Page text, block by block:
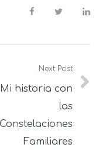
Next Post
Mi historia con
las
Constelaciones
Familiares